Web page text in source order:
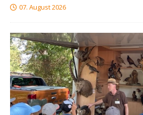
07. August 2026